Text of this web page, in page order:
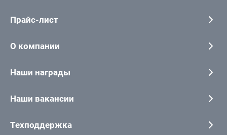
Прайс-лист
О компании
Наши награды
Наши вакансии
Техподдержка